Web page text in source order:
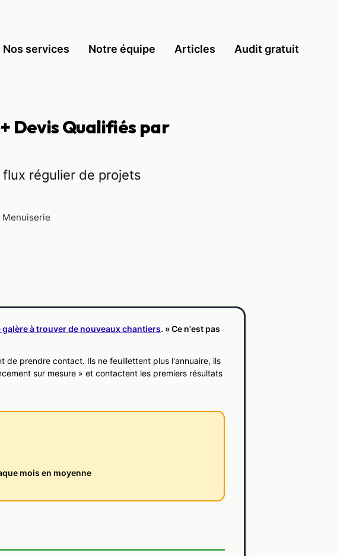
Nos services Notre équipe Articles Audit gratuit
Devis Qualifiés par
régulier de projets
Menuiserie
galère à trouver de nouveaux chantiers. » Ce n'est pas
de prendre contact. Ils ne feuillettent plus l'annuaire, ils
sur mesure » et contactent les premiers résultats
mois en moyenne